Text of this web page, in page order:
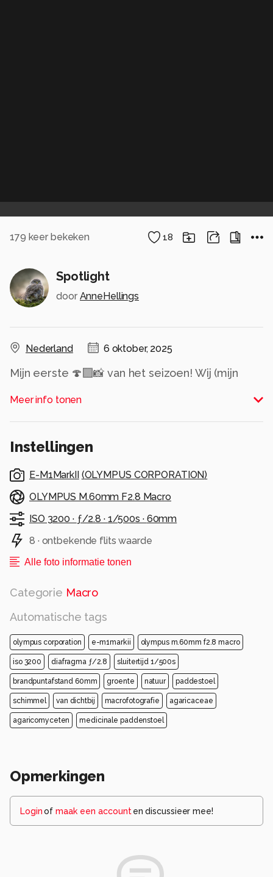
179 keer bekeken 18
Spotlight
door AnneHellings
Nederland 6 oktober, 2025
Mijn eerste 🍄‍🟫📸 van het seizoen! Wij (mijn
enthousiast met macro opstelling naar het bos;
we hadden die week ervoor de eerste
waren nog minder paddenstoelen dan die week
verschrompeld/uitgedroogd. We vonden
uiteindelijk letterlijk 2 simpele paddenstoeltjes.
Zo'n 15 cm van elkaar vandaan. Nou, daar
hebben wij de tijd dus verder doorgebracht
samen. Stoeiend om beenruimte om er een
beetje bij te kunnen, met ieder 1
toegewezen paddenstoel. Het zal er daar
binnenkort wel anders voorstaan na zoveel
regen de afgelopen dagen denk/hoop ik!
Alle rechten voorbehouden
Meer info tonen
Instellingen
E-M1MarkII (OLYMPUS CORPORATION)
OLYMPUS M.60mm F2.8 Macro
ISO 3200 · ƒ/2.8 · 1/500s · 60mm
8 · ontbekende flits waarde
Alle foto informatie tonen
Categorie Macro
Automatische tags
olympus corporation e-m1markii olympus m.60mm f2.8 macro
iso 3200 diafragma ƒ/2.8 sluitertijd 1/500s
brandpuntafstand 60mm groente natuur paddestoel
schimmel van dichtbij macrofotografie agaricaceae
agaricomyceten medicinale paddenstoel
Opmerkingen
Loginof maak een account en discussieer mee!